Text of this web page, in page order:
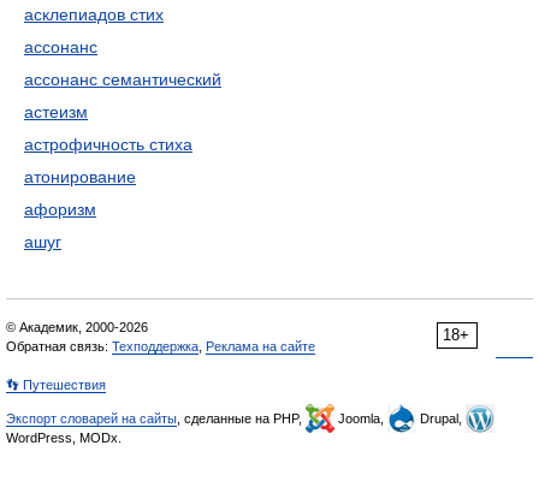
асклепиадов стих
ассонанс
ассонанс семантический
астеизм
астрофичность стиха
атонирование
афоризм
ашуг
18+
© Академик, 2000-2026
Обратная связь: Техподдержка Реклама на сайте
👣 Путешествия
Экспорт словарей на сайты , сделанные на PHP, Joomla,
Drupal,
WordPress, MODx.